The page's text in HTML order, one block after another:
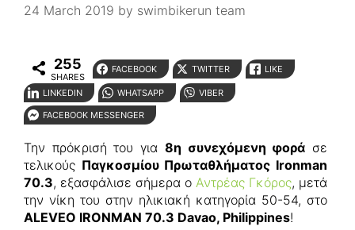
24 March 2019 by swimbikerun team
255
SHARES
FACEBOOK TWITTER LIKE
LINKEDIN WHATSAPP
VIBER
FACEBOOK MESSENGER
Την πρόκρισή του για 8η συνεχόμενη φορά σε
τελικούς Παγκοσμίου Πρωταθλήματος Ironman
70.3, εξασφάλισε σήμερα ο Αντρέας Γκόρος, μετά
την νίκη του στην ηλικιακή κατηγορία 50-54, στο
ALEVEO IRONMAN 70.3 Davao, Philippines!